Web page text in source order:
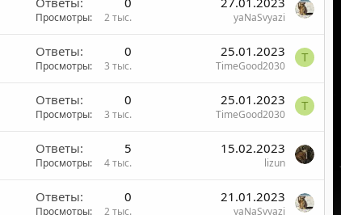
Просмотры 2 тыс. yaNaSvyazi
Ответы 0
Просмотры 3 тыс.
25.01.2023
TimeGood2030
T
Ответы 0
Просмотры 3 тыс.
25.01.2023
TimeGood2030
T
Ответы 5
Просмотры 4 тыс.
15.02.2023
lizun
Ответы 0
Просмотры 2 тыс.
21.01.2023
yaNaSvyazi